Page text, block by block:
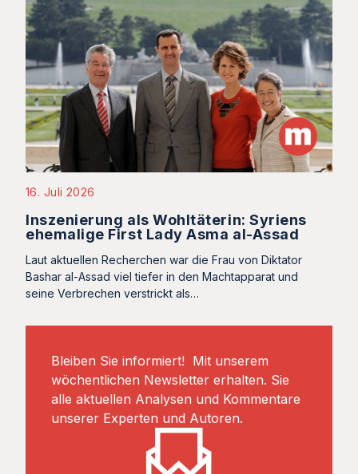
16. Juli 2026
Inszenierung als Wohltäterin: Syriens
ehemalige First Lady Asma al-Assad
Laut aktuellen Recherchen war die Frau von Diktator
Bashar al-Assad viel tiefer in den Machtapparat und
seine Verbrechen verstrickt als…
Bleiben Sie informiert! Mit unserem
wöchentlichen Newsletter erhalten. Sie
alle aktuellen Analysen und Kommentare
unserer Experten und Autoren.